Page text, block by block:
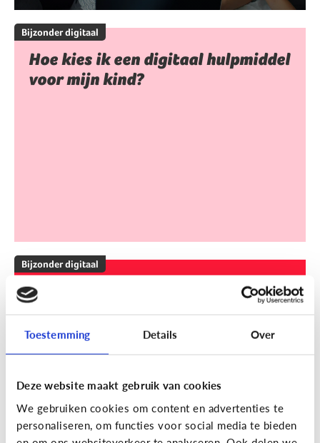
Toestemming Details Over
Deze website maakt gebruik van cookies
We gebruiken cookies om content en advertenties te
personaliseren, om functies voor social media te bieden
Bijzonder digitaal
Hoe kies ik een digitaal hulpmiddel
voor mijn kind?
Bijzonder digitaal
Mijn kind is slechthorend of doof.
Welke apps of toepassingen
kunnen helpen?